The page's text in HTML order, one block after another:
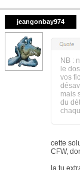
jeangonbay974
NB :
le
vos
mais
du
cette
CFW,
la tu